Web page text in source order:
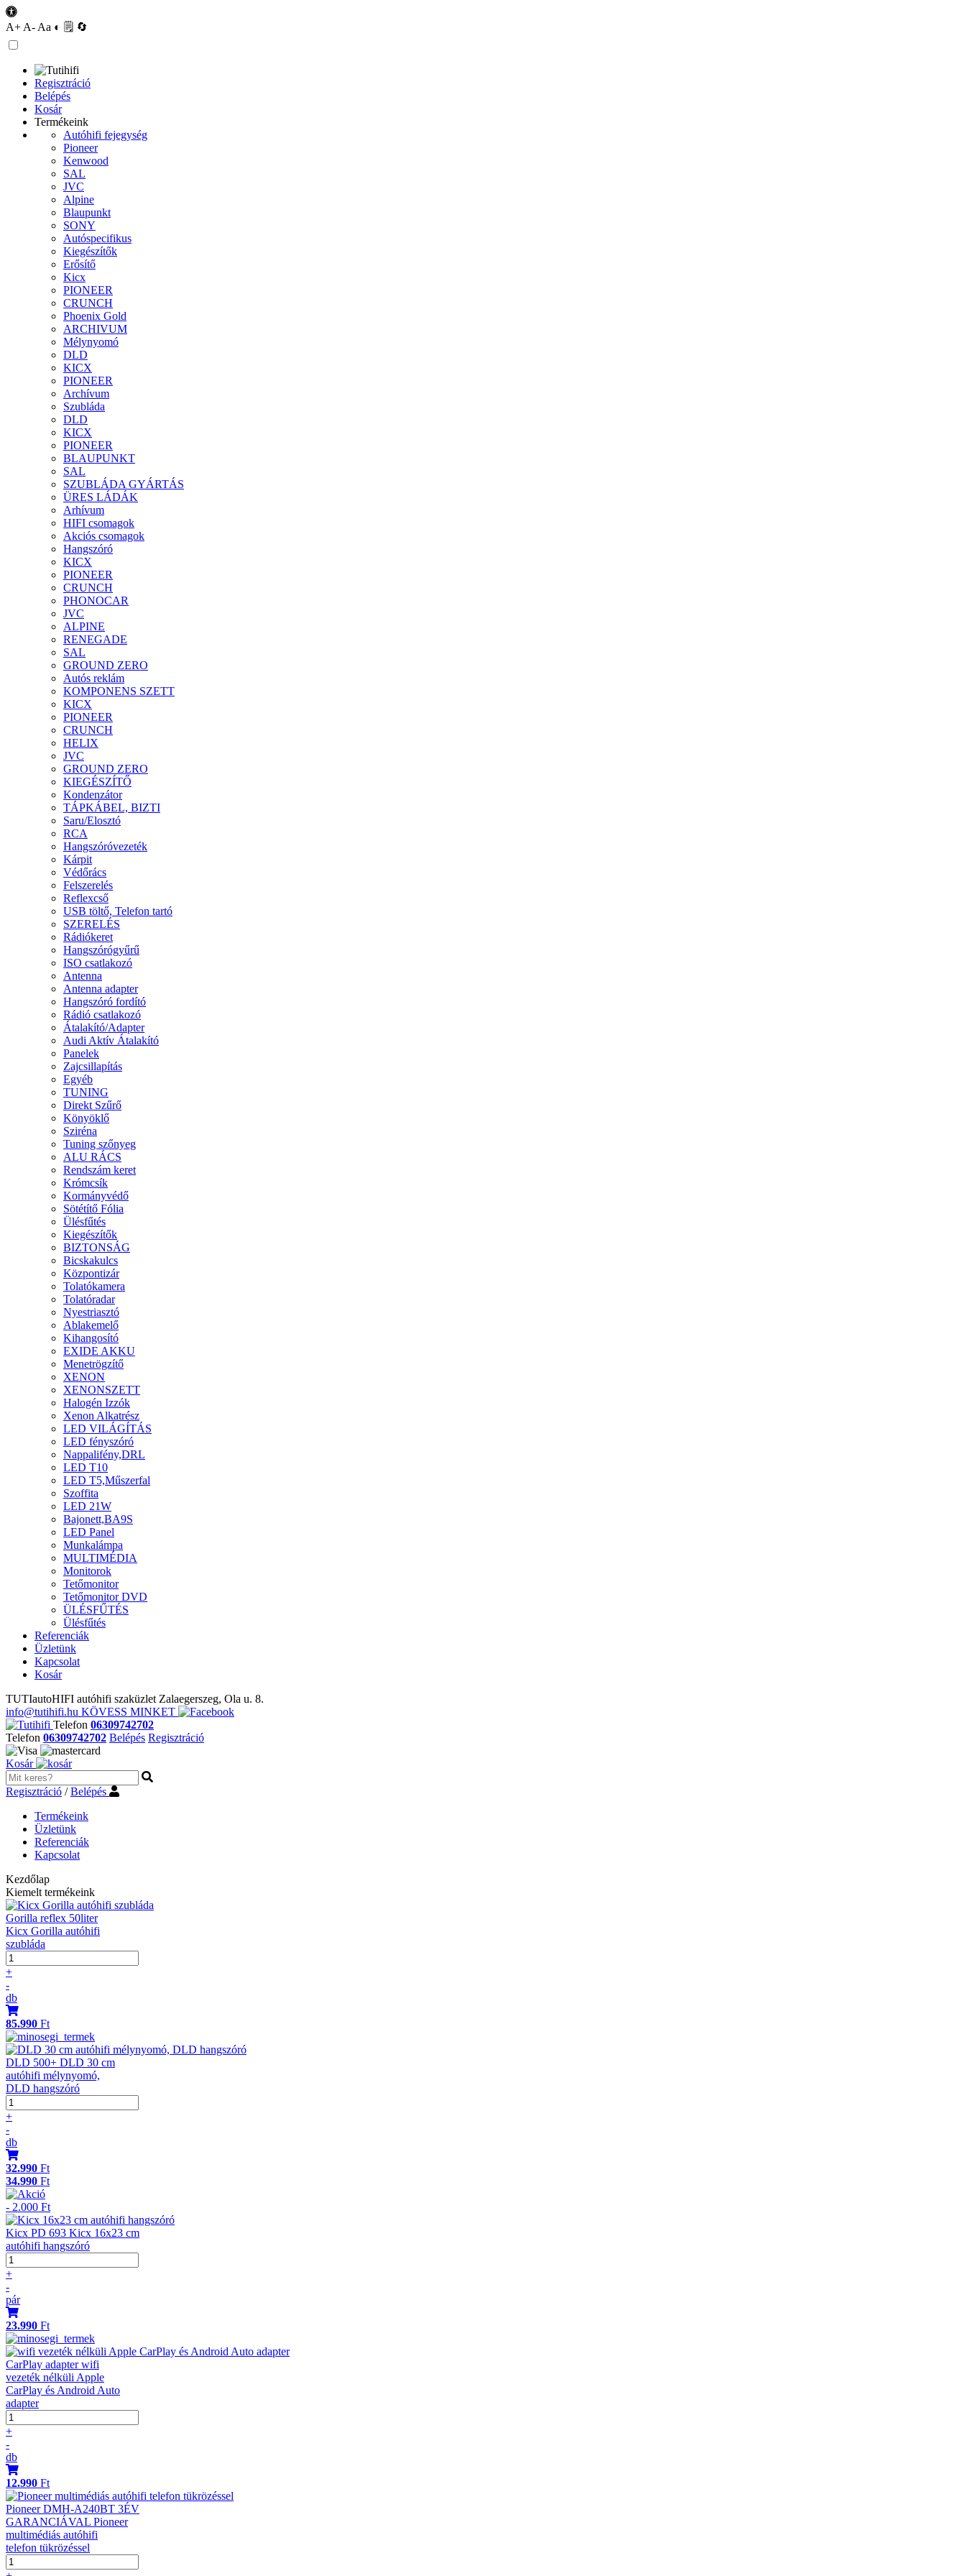
A+ A- Aa ◐ 🗒 🔄
Regisztráció
Belépés
Kosár
Termékeink
Autóhifi fejegység
Pioneer
Kenwood
SAL
JVC
Alpine
Blaupunkt
SONY
Autóspecifikus
Kiegészítők
Erősítő
Kicx
PIONEER
CRUNCH
Phoenix Gold
ARCHIVUM
Mélynyomó
DLD
KICX
PIONEER
Archívum
Szubláda
DLD
KICX
PIONEER
BLAUPUNKT
SAL
SZUBLÁDA GYÁRTÁS
ÜRES LÁDÁK
Arhívum
HIFI csomagok
Akciós csomagok
Hangszóró
KICX
PIONEER
CRUNCH
PHONOCAR
JVC
ALPINE
RENEGADE
SAL
GROUND ZERO
Autós reklám
KOMPONENS SZETT
KICX
PIONEER
CRUNCH
HELIX
JVC
GROUND ZERO
KIEGÉSZÍTŐ
Kondenzátor
TÁPKÁBEL, BIZTI
Saru/Elosztó
RCA
Hangszóróvezeték
Kárpit
Védőrács
Felszerelés
Reflexcső
USB töltő, Telefon tartó
SZERELÉS
Rádiókeret
Hangszórógyűrű
ISO csatlakozó
Antenna
Antenna adapter
Hangszóró fordító
Rádió csatlakozó
Átalakító/Adapter
Audi Aktív Átalakító
Panelek
Zajcsillapítás
Egyéb
TUNING
Direkt Szűrő
Könyöklő
Sziréna
Tuning szőnyeg
ALU RÁCS
Rendszám keret
Krómcsík
Kormányvédő
Sötétítő Fólia
Ülésfűtés
Kiegészítők
BIZTONSÁG
Bicskakulcs
Központizár
Tolatókamera
Tolatóradar
Nyestriasztó
Ablakemelő
Kihangosító
EXIDE AKKU
Menetrögzítő
XENON
XENONSZETT
Halogén Izzók
Xenon Alkatrész
LED VILÁGÍTÁS
LED fényszóró
Nappalifény,DRL
LED T10
LED T5,Műszerfal
Szoffita
LED 21W
Bajonett,BA9S
LED Panel
Munkalámpa
MULTIMÉDIA
Monitorok
Tetőmonitor
Tetőmonitor DVD
ÜLÉSFŰTÉS
Ülésfűtés
Referenciák
Üzletünk
Kapcsolat
Kosár
TUTIautoHIFI autóhifi szaküzlet Zalaegerszeg, Ola u. 8.
info@tutihifi.hu KÖVESS MINKET
Telefon 06309742702
Telefon 06309742702 Belépés Regisztráció
Kosár
Regisztráció /Belépés
Termékeink
Üzletünk
Referenciák
Kapcsolat
Kezdőlap
Kiemelt termékeink
Gorilla reflex 50liter
Kicx Gorilla autóhifi
szubláda
+
-
db
85.990 Ft
DLD 500+ DLD 30 cm
autóhifi mélynyomó,
DLD hangszóró
+
-
db
32.990 Ft
34.990 Ft
- 2.000 Ft
Kicx PD 693 Kicx 16x23 cm
autóhifi hangszóró
+
-
pár
23.990 Ft
CarPlay adapter wifi
vezeték nélküli Apple
CarPlay és Android Auto
adapter
+
-
db
12.990 Ft
Pioneer DMH-A240BT 3ÉV
GARANCIÁVAL Pioneer
multimédiás autóhifi
telefon tükrözéssel